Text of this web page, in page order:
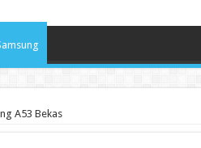
A53 Bekas